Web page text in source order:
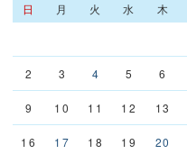
日 月 火 水 木
2 3 4 5 6
9 10 11 12 13
16 17 18 19 20